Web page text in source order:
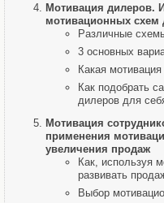
Мотивация дилеров.
мотивационных схем
Различные
3 основных
Какая
Как подобрать
дилеров для
Мотивация
применения
увеличения продаж
Как, используя
развивать
Выбор